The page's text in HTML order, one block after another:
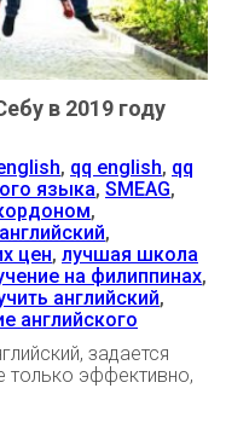
в 2019 году
, qq english, qq
языка, SMEAG,
,
,
цен, лучшая школа
на филиппинах,
английский,
английского
задается
только эффективно,